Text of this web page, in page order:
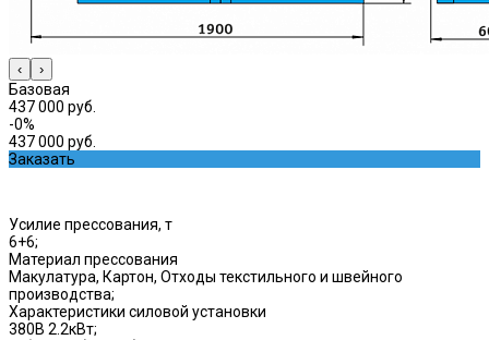
‹ ›
Базовая
437 000 руб.
-0%
437 000 руб.
Заказать
Усилие прессования, т
6+6;
Материал прессования
Макулатура, Картон, Отходы текстильного и швейного
производства;
Характеристики силовой установки
380В 2.2кВт;